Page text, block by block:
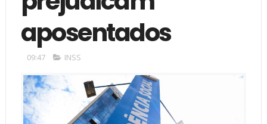
aposentados
09:47 INSS